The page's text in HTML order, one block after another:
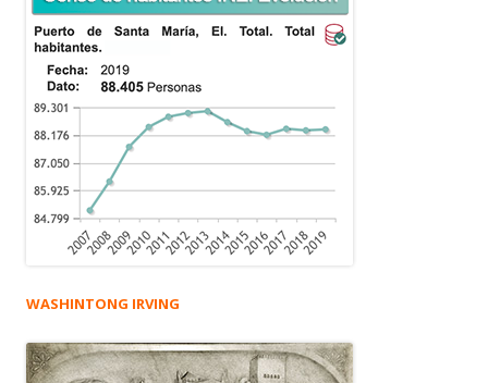
WASHINTONG IRVING